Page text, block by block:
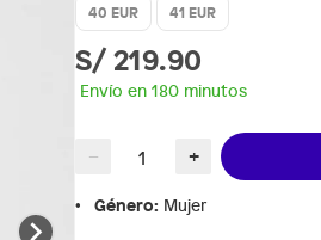
40 EUR
41 EUR
S/ 219.90
Envío en 180 minutos
− +
Género: Mujer